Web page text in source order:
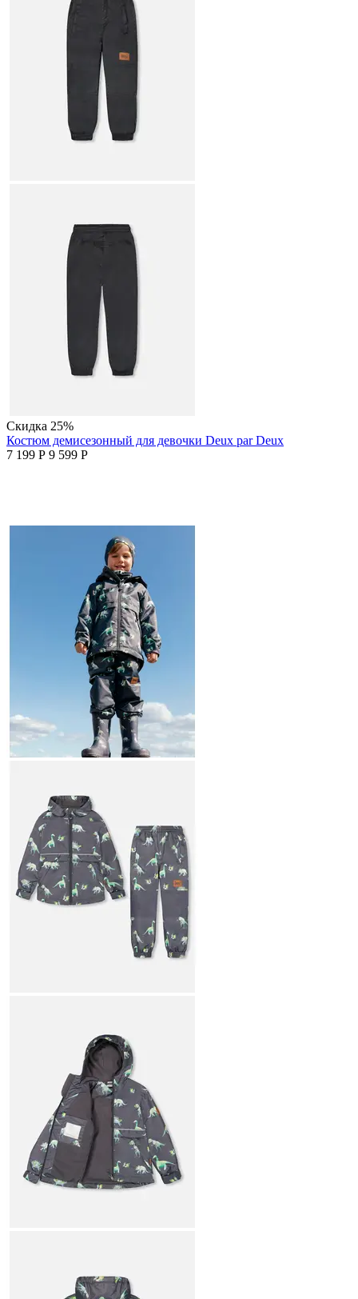
Скидка 25%
Костюм демисезонный для девочки Deux par Deux
7 199 Р 9 599 Р